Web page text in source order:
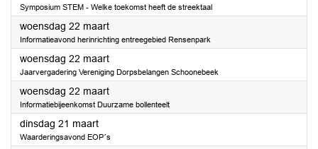
Symposium STEM - Welke toekomst heeft de streektaal
woensdag 22 maart2023
Informatieavond herinrichting entreegebied Rensenpark
woensdag 22 maart2023
Jaarvergadering Vereniging Dorpsbelangen Schoonebeek
woensdag 22 maart2023
Informatiebijeenkomst Duurzame bollenteelt
dinsdag 21 maart2023
Waarderingsavond EOP´s